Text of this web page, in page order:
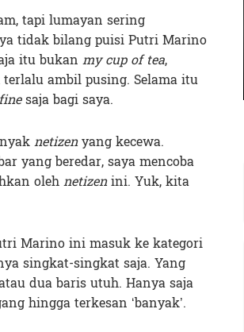
tapi lumayan sering
tidak bilang puisi Putri Marino
itu bukan my cup of tea,
ambil pusing. Selama itu
saja bagi saya.
netizenyang kecewa.
yang beredar, saya mencoba
olehnetizenini. Yuk, kita
Marino ini masuk ke kategori
singkat-singkat saja. Yang
dua baris utuh. Hanya saja
hingga terkesan ‘banyak’.